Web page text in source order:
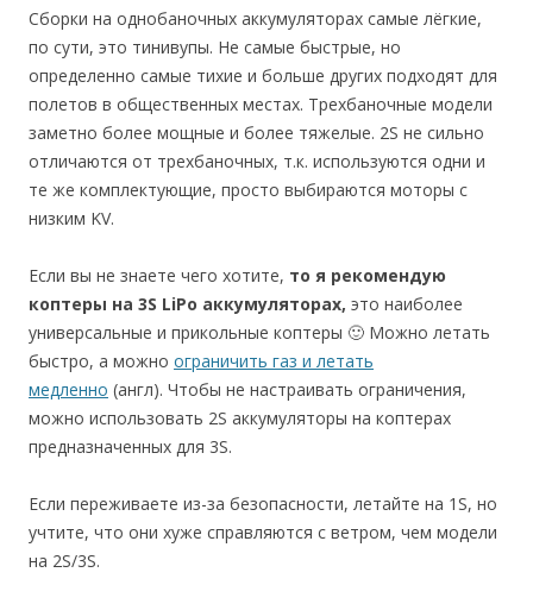
Сборки на однобаночных аккумуляторах самые лёгкие,
по сути, это тинивупы. Не самые быстрые, но
определенно самые тихие и больше других подходят для
полетов в общественных местах. Трехбаночные модели
заметно более мощные и более тяжелые. 2S не сильно
отличаются от трехбаночных, т.к. используются одни и
те же комплектующие, просто выбираются моторы с
низким KV.
Если вы не знаете чего хотите, то я рекомендую
коптеры на 3S LiPo аккумуляторах, это наиболее
универсальные и прикольные коптеры 🙂 Можно летать
быстро, а можно ограничить газ и летать
медленно (англ). Чтобы не настраивать ограничения,
можно использовать 2S аккумуляторы на коптерах
предназначенных для 3S.
Если переживаете из-за безопасности, летайте на 1S, но
учтите, что они хуже справляются с ветром, чем модели
на 2S/3S.